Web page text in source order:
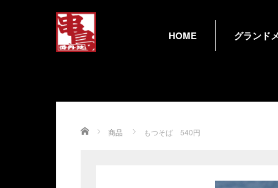
HOME グランド
Home 商品 もつそば 540円